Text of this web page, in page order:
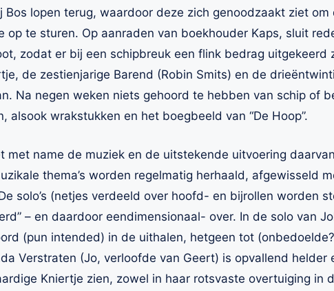
Bos lopen terug, waardoor deze zich genoodzaakt ziet
op te sturen. Op aanraden van boekhouder Kaps, sluit
zodat er bij een schipbreuk een flink bedrag uitgekeerd
de zestienjarige Barend (Robin Smits) en de
Na negen weken niets gehoord te hebben van schip of
alsook wrakstukken en het boegbeeld van “De Hoop”.
met name de muziek en de uitstekende uitvoering
thema’s worden regelmatig herhaald, afgewisseld
solo’s (netjes verdeeld over hoofd- en bijrollen worden
– en daardoor eendimensionaal- over. In de solo van
(pun intended) in de uithalen, hetgeen tot
Verstraten (Jo, verloofde van Geert) is opvallend helder
Kniertje zien, zowel in haar rotsvaste overtuiging in